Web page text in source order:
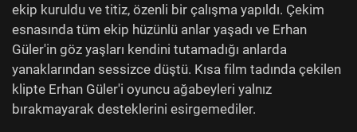
ekip kuruldu ve titiz, özenli bir çalışma yapıldı. Çekim
esnasında tüm ekip hüzünlü anlar yaşadı ve Erhan
Güler'in göz yaşları kendini tutamadığı anlarda
yanaklarından sessizce düştü. Kısa film tadında çekilen
klipte Erhan Güler'i oyuncu ağabeyleri yalnız
bırakmayarak desteklerini esirgemediler.